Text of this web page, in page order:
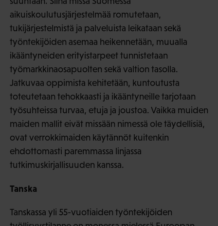
aikuiskoulutusjärjestelmää romutetaan,
tukijärjestelmistä ja palveluista leikataan sekä
työntekijöiden asemaa heikennetään, muualla
ikääntyneiden erityistarpeet tunnistetaan
työmarkkinaosapuolten sekä valtion tasolla.
Jatkuvaa oppimista kehitetään, kuntoutusta
toteutetaan tehokkaasti ja ikääntyneille tarjotaan
työsuhteissa turvaa, etuja ja joustoa. Vaikka muiden
maiden mallit eivät missään nimessä ole täydellisiä,
ovat verrokkimaiden käytännöt kuitenkin
ehdottomasti paremmassa linjassa
tutkimuskirjallisuuden kanssa.
Tanska
Tanskassa yli 55-vuotiaiden työntekijöiden